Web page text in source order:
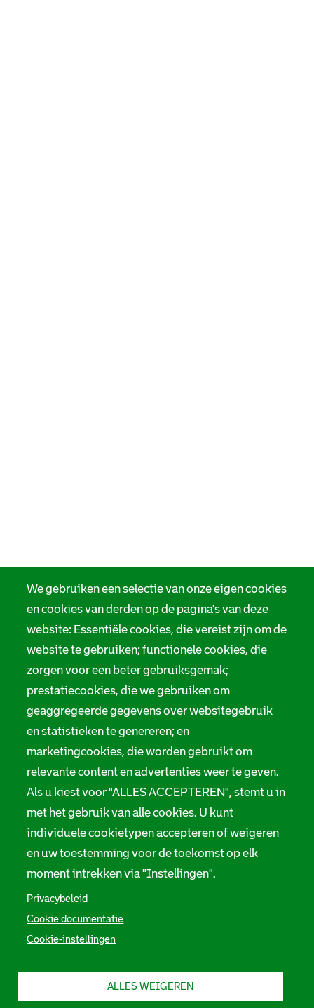
We gebruiken een selectie van onze eigen cookies
en cookies van derden op de pagina's van deze
website: Essentiële cookies, die vereist zijn om de
website te gebruiken; functionele cookies, die
zorgen voor een beter gebruiksgemak;
prestatiecookies, die we gebruiken om
geaggregeerde gegevens over websitegebruik
en statistieken te genereren; en
marketingcookies, die worden gebruikt om
relevante content en advertenties weer te geven.
Als u kiest voor "ALLES ACCEPTEREN", stemt u in
met het gebruik van alle cookies. U kunt
individuele cookietypen accepteren of weigeren
en uw toestemming voor de toekomst op elk
moment intrekken via "Instellingen".
Privacybeleid
Cookie documentatie
Cookie-instellingen
ALLES WEIGEREN